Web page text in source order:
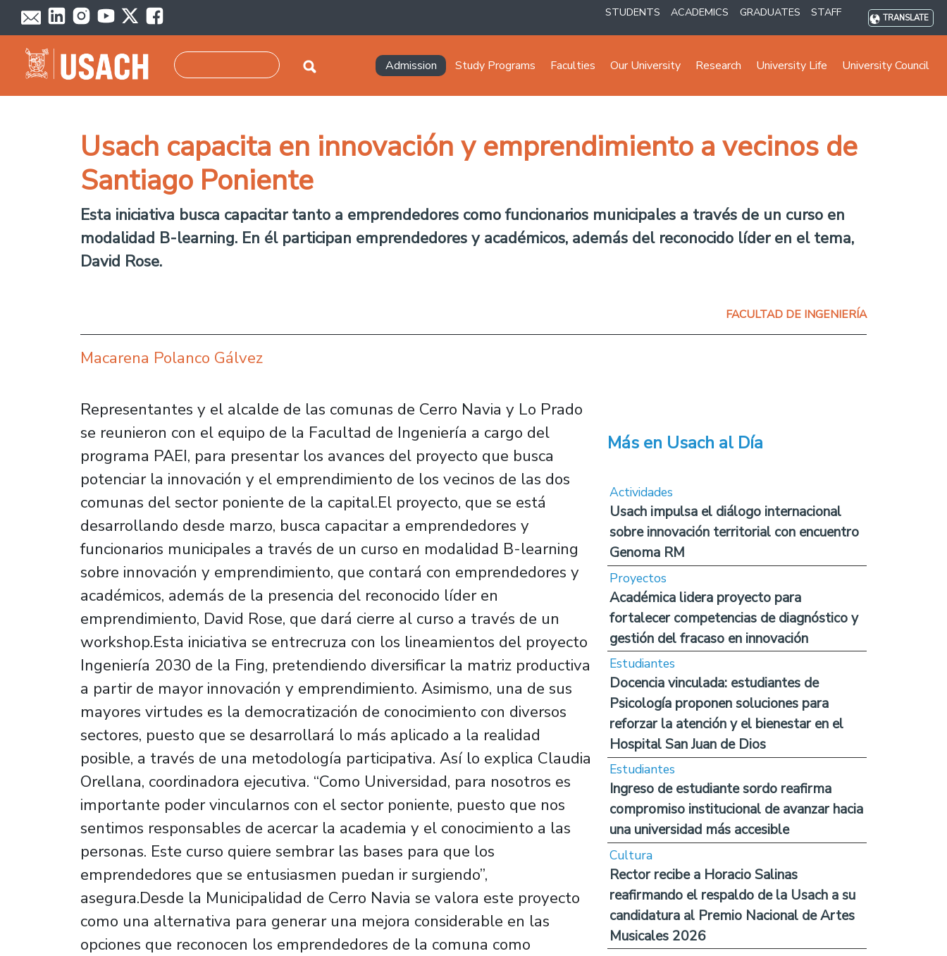
Skip to main content STUDENTS ACADEMICS GRADUATES STAFF TRANSLATE
Navegación principal
Admission Study Programs Faculties Our University Research University Life University Council
Usach capacita en innovación y emprendimiento a vecinos de
Santiago Poniente
Esta iniciativa busca capacitar tanto a emprendedores como funcionarios municipales a través de un curso en
modalidad B-learning. En él participan emprendedores y académicos, además del reconocido líder en el tema,
David Rose.
FACULTAD DE INGENIERÍA
Macarena Polanco Gálvez
Representantes y el alcalde de las comunas de Cerro Navia y Lo Prado
se reunieron con el equipo de la Facultad de Ingeniería a cargo del
programa PAEI, para presentar los avances del proyecto que busca
potenciar la innovación y el emprendimiento de los vecinos de las dos
comunas del sector poniente de la capital.El proyecto, que se está
desarrollando desde marzo, busca capacitar a emprendedores y
funcionarios municipales a través de un curso en modalidad B-learning
sobre innovación y emprendimiento, que contará con emprendedores y
académicos, además de la presencia del reconocido líder en
emprendimiento, David Rose, que dará cierre al curso a través de un
workshop.Esta iniciativa se entrecruza con los lineamientos del proyecto
Ingeniería 2030 de la Fing, pretendiendo diversificar la matriz productiva
a partir de mayor innovación y emprendimiento. Asimismo, una de sus
mayores virtudes es la democratización de conocimiento con diversos
sectores, puesto que se desarrollará lo más aplicado a la realidad
posible, a través de una metodología participativa. Así lo explica Claudia
Orellana, coordinadora ejecutiva. “Como Universidad, para nosotros es
importante poder vincularnos con el sector poniente, puesto que nos
sentimos responsables de acercar la academia y el conocimiento a las
personas. Este curso quiere sembrar las bases para que los
emprendedores que se entusiasmen puedan ir surgiendo”,
asegura.Desde la Municipalidad de Cerro Navia se valora este proyecto
como una alternativa para generar una mejora considerable en las
opciones que reconocen los emprendedores de la comuna como
Más en Usach al Día
Actividades
Usach impulsa el diálogo internacional
sobre innovación territorial con encuentro
Genoma RM
Proyectos
Académica lidera proyecto para
fortalecer competencias de diagnóstico y
gestión del fracaso en innovación
Estudiantes
Docencia vinculada: estudiantes de
Psicología proponen soluciones para
reforzar la atención y el bienestar en el
Hospital San Juan de Dios
Estudiantes
Ingreso de estudiante sordo reafirma
compromiso institucional de avanzar hacia
una universidad más accesible
Cultura
Rector recibe a Horacio Salinas
reafirmando el respaldo de la Usach a su
candidatura al Premio Nacional de Artes
Musicales 2026